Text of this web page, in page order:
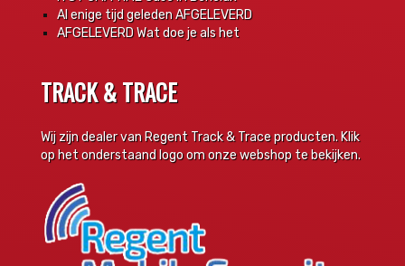
Al enige tijd geleden AFGELEVERD
AFGELEVERD Wat doe je als het
TRACK & TRACE
Wij zijn dealer van Regent Track & Trace producten. Klik
op het onderstaand logo om onze webshop te bekijken.